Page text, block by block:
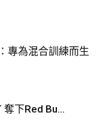
專為混合訓練而生
奪下Red Bu...